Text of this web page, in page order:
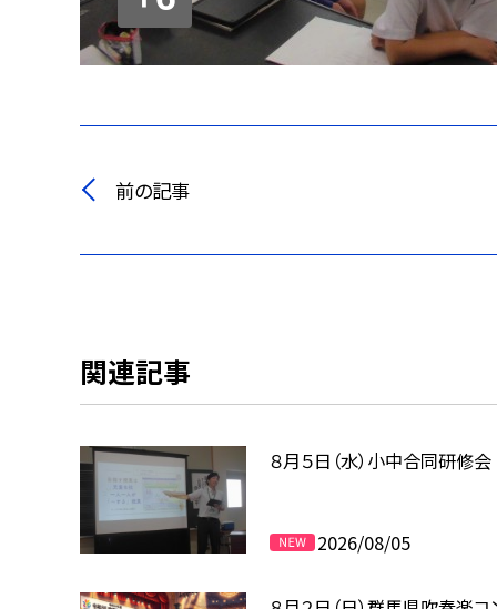
前の記事
関連記事
８月５日（水）小中合同研修会
2026/08/05